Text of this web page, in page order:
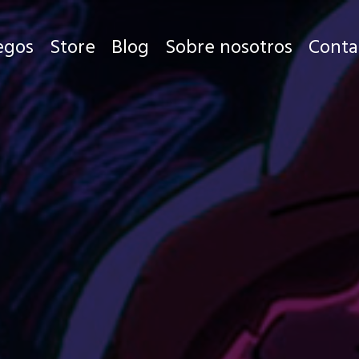
Store Blog Sobre nosotros
Juegos
Store
Blog
Sobre nosotros
Contacto